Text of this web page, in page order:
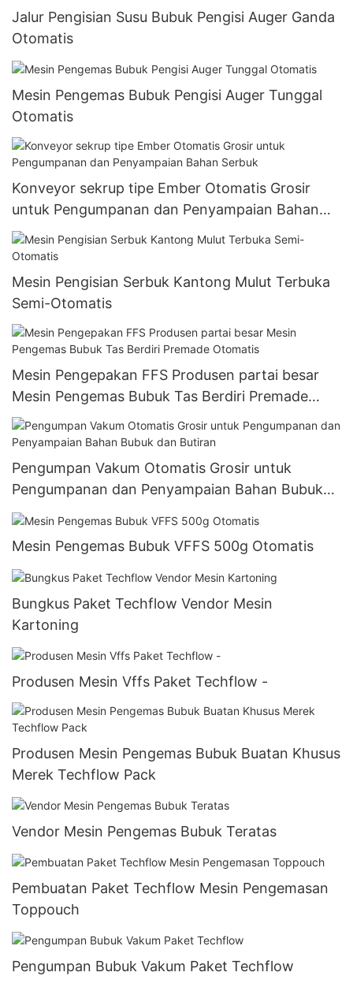
Jalur Pengisian Susu Bubuk Pengisi Auger Ganda
Otomatis
Mesin Pengemas Bubuk Pengisi Auger Tunggal
Otomatis
Konveyor sekrup tipe Ember Otomatis Grosir
untuk Pengumpanan dan Penyampaian Bahan
Serbuk
Mesin Pengisian Serbuk Kantong Mulut Terbuka
Semi-Otomatis
Mesin Pengepakan FFS Produsen partai besar
Mesin Pengemas Bubuk Tas Berdiri Premade
Otomatis
Pengumpan Vakum Otomatis Grosir untuk
Pengumpanan dan Penyampaian Bahan Bubuk
dan Butiran
Mesin Pengemas Bubuk VFFS 500g Otomatis
Bungkus Paket Techflow Vendor Mesin
Kartoning
Produsen Mesin Vffs Paket Techflow -
Produsen Mesin Pengemas Bubuk Buatan Khusus
Merek Techflow Pack
Vendor Mesin Pengemas Bubuk Teratas
Pembuatan Paket Techflow Mesin Pengemasan
Toppouch
Pengumpan Bubuk Vakum Paket Techflow